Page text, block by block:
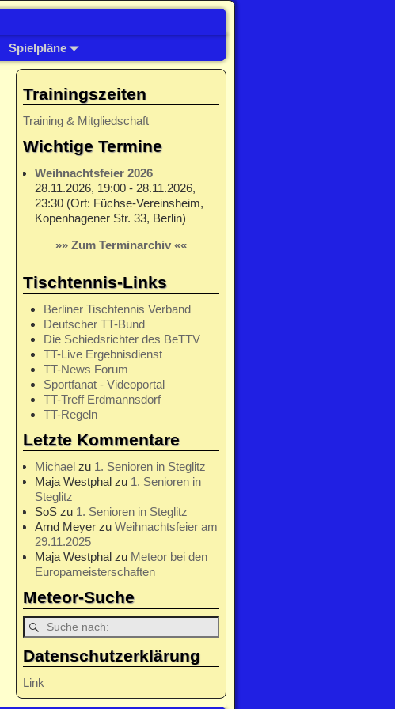
Spielpläne
Trainingszeiten
Training & Mitgliedschaft
Wichtige Termine
Weihnachtsfeier 2026
28.11.2026, 19:00 - 28.11.2026,
23:30 (Ort: Füchse-Vereinsheim,
Kopenhagener Str. 33, Berlin)
»» Zum Terminarchiv ««
Tischtennis-Links
Berliner Tischtennis Verband
Deutscher TT-Bund
Die Schiedsrichter des BeTTV
TT-Live Ergebnisdienst
TT-News Forum
Sportfanat - Videoportal
TT-Treff Erdmannsdorf
TT-Regeln
Letzte Kommentare
Michaelzu 1. Senioren in Steglitz
Maja Westphalzu 1. Senioren in
Steglitz
SoSzu 1. Senioren in Steglitz
Arnd Meyerzu Weihnachtsfeier am
29.11.2025
Maja Westphalzu Meteor bei den
Europameisterschaften
Meteor-Suche
Datenschutzerklärung
Link